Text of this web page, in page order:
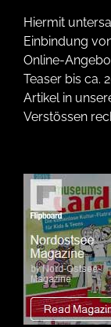
Hiermit
Einbindung
Online-
Teaser bis ca.
Artikel in
Verstössen